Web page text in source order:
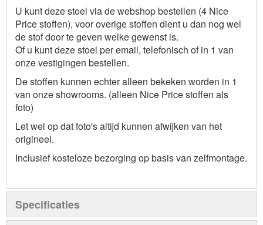
U kunt deze stoel via de webshop bestellen (4 Nice
Price stoffen), voor overige stoffen dient u dan nog wel
de stof door te geven welke gewenst is.
Of u kunt deze stoel per email, telefonisch of in 1 van
onze vestigingen bestellen.
De stoffen kunnen echter alleen bekeken worden in 1
van onze showrooms. (alleen Nice Price stoffen als
foto)
Let wel op dat foto's altijd kunnen afwijken van het
origineel.
Inclusief kosteloze bezorging op basis van zelfmontage.
Specificaties